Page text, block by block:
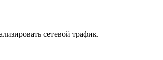
сетевой трафик.